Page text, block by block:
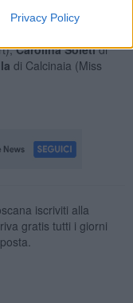
Privacy Policy
Matilde Gonfiantini
Carolina Soletidi
di Calcinaia (Miss
iscriviti alla
gratis tutti i giorni